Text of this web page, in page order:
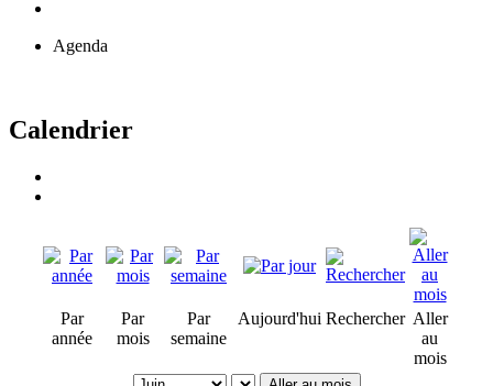
Agenda
Calendrier
Par
année
Par
mois
Par
semaine
Aujourd'hui Rechercher Aller
au
mois